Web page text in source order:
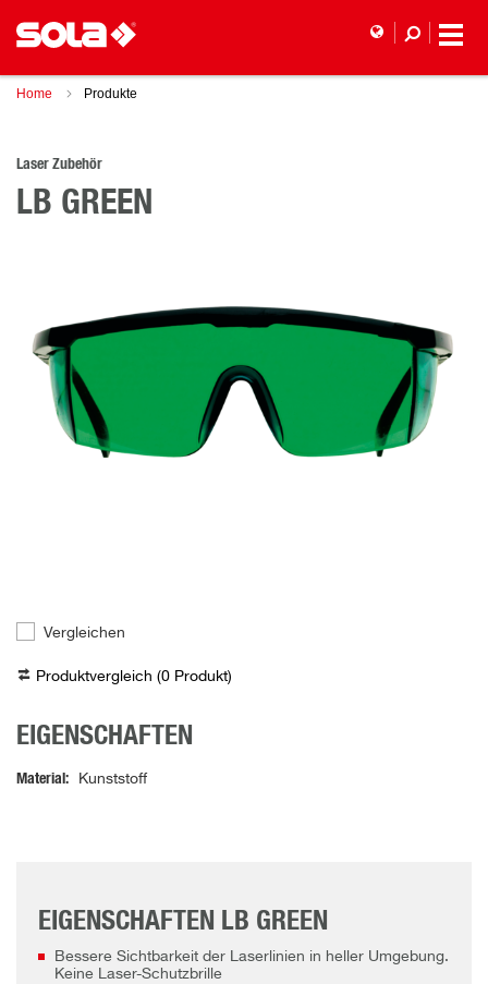
Home Produkte
Laser Zubehör
LB GREEN
Vergleichen
Produktvergleich (0 Produkt)
EIGENSCHAFTEN
Material Kunststoff
EIGENSCHAFTEN LB GREEN
Bessere Sichtbarkeit der Laserlinien in heller Umgebung.
Keine Laser-Schutzbrille